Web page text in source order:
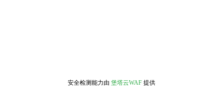
安全检测能力由 堡塔云WAF 提供